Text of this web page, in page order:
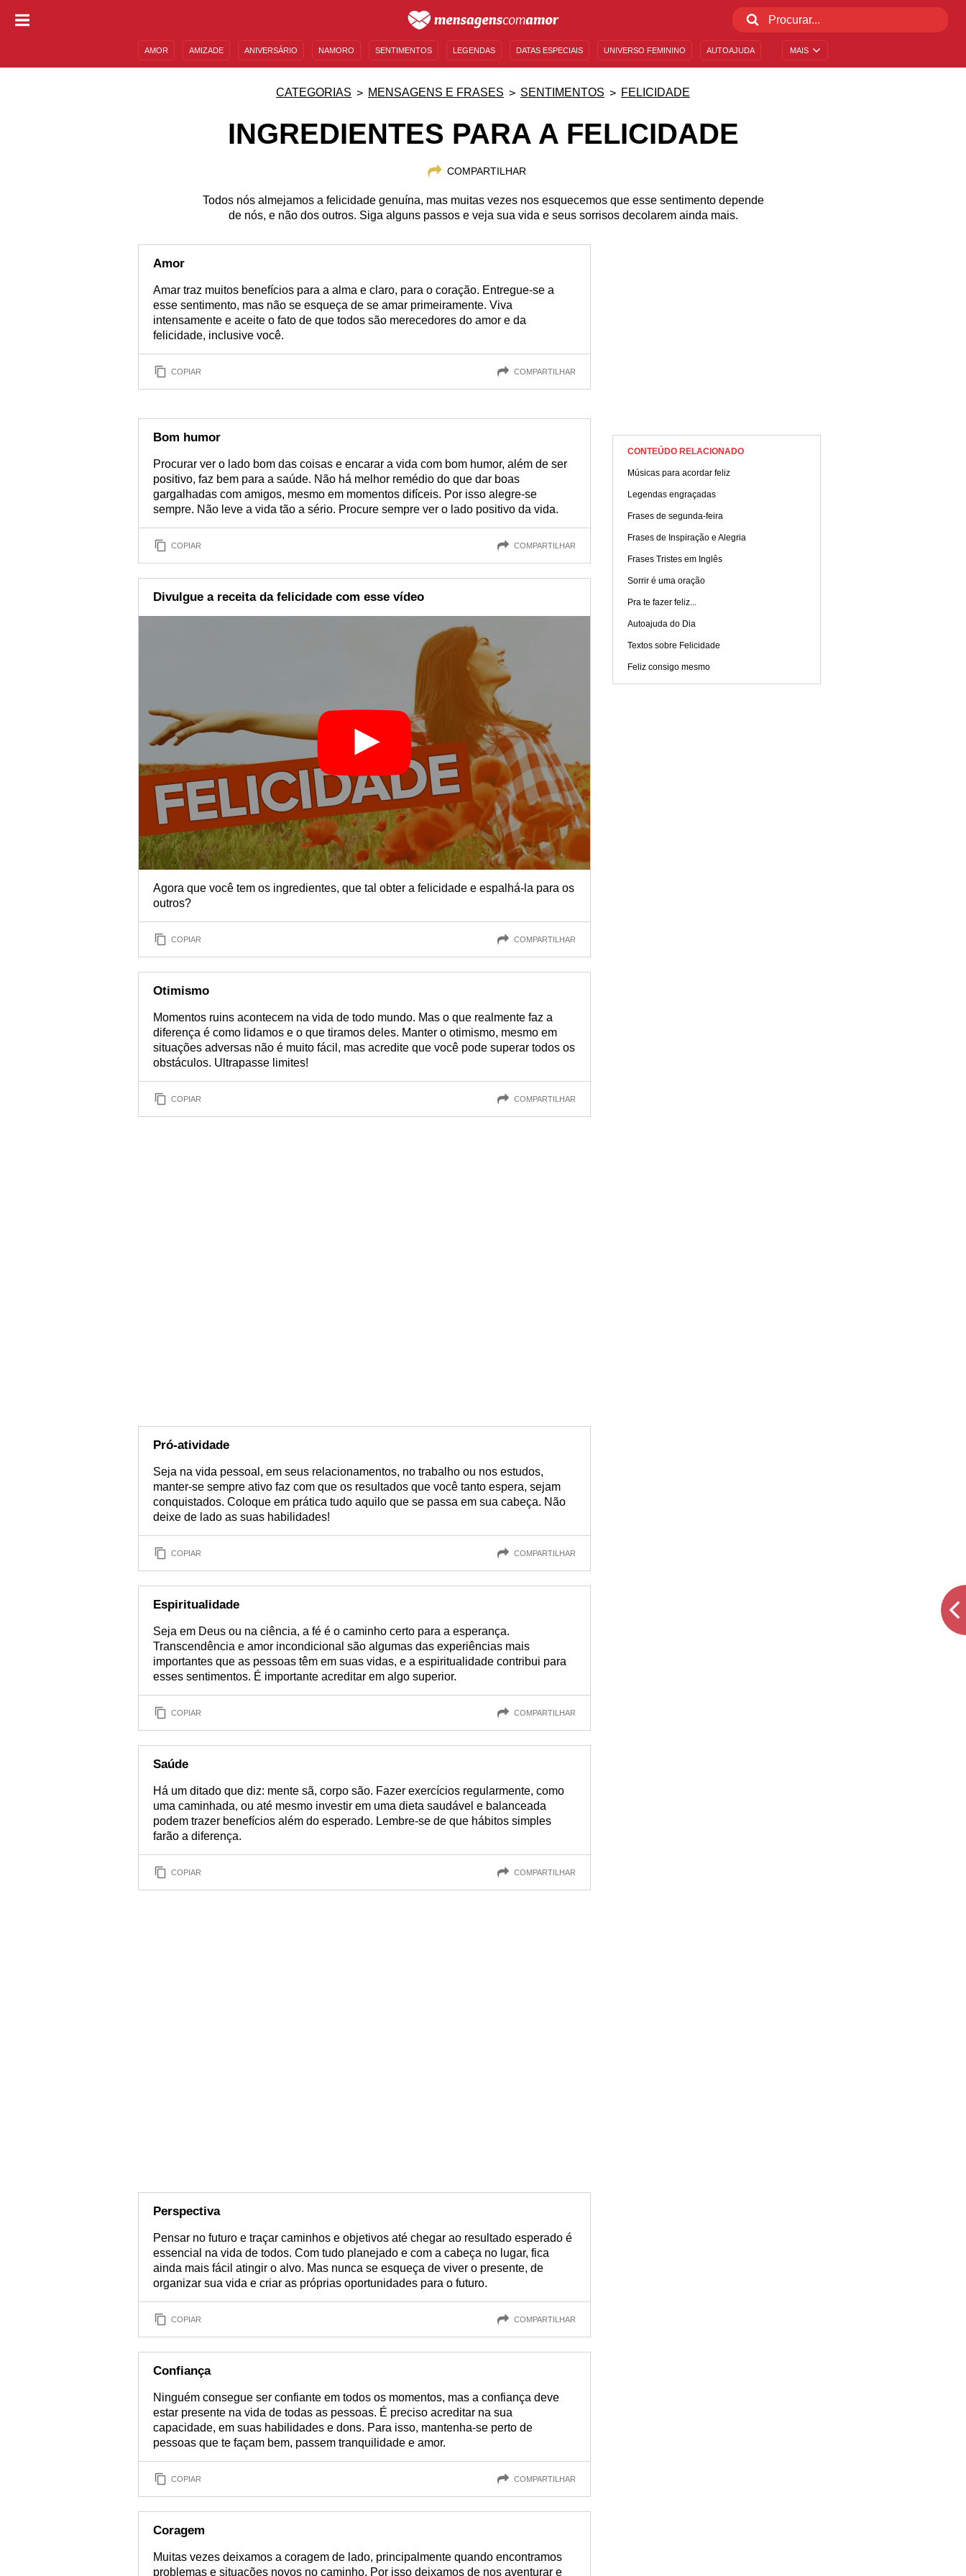
MAIS
AMOR AMIZADE ANIVERSÁRIO NAMORO SENTIMENTOS LEGENDAS DATAS ESPECIAIS UNIVERSO FEMININO AUTOAJUDA
CATEGORIAS MENSAGENS E FRASES SENTIMENTOS FELICIDADE
INGREDIENTES PARA A FELICIDADE
COMPARTILHAR
Todos nós almejamos a felicidade genuína, mas muitas vezes nos esquecemos que esse sentimento depende
de nós, e não dos outros. Siga alguns passos e veja sua vida e seus sorrisos decolarem ainda mais.
Amor
Amar traz muitos benefícios para a alma e claro, para o coração. Entregue-se a
esse sentimento, mas não se esqueça de se amar primeiramente. Viva
intensamente e aceite o fato de que todos são merecedores do amor e da
felicidade, inclusive você.
COPIAR COMPARTILHAR
Bom humor
Procurar ver o lado bom das coisas e encarar a vida com bom humor, além de ser
positivo, faz bem para a saúde. Não há melhor remédio do que dar boas
gargalhadas com amigos, mesmo em momentos difíceis. Por isso alegre-se
sempre. Não leve a vida tão a sério. Procure sempre ver o lado positivo da vida.
COPIAR COMPARTILHAR
Divulgue a receita da felicidade com esse vídeo
Agora que você tem os ingredientes, que tal obter a felicidade e espalhá-la para os
outros?
COPIAR COMPARTILHAR
Otimismo
Momentos ruins acontecem na vida de todo mundo. Mas o que realmente faz a
diferença é como lidamos e o que tiramos deles. Manter o otimismo, mesmo em
situações adversas não é muito fácil, mas acredite que você pode superar todos os
obstáculos. Ultrapasse limites!
COPIAR COMPARTILHAR
Pró-atividade
Seja na vida pessoal, em seus relacionamentos, no trabalho ou nos estudos,
manter-se sempre ativo faz com que os resultados que você tanto espera, sejam
conquistados. Coloque em prática tudo aquilo que se passa em sua cabeça. Não
deixe de lado as suas habilidades!
COPIAR COMPARTILHAR
Espiritualidade
Seja em Deus ou na ciência, a fé é o caminho certo para a esperança.
Transcendência e amor incondicional são algumas das experiências mais
importantes que as pessoas têm em suas vidas, e a espiritualidade contribui para
esses sentimentos. É importante acreditar em algo superior.
COPIAR COMPARTILHAR
Saúde
Há um ditado que diz: mente sã, corpo são. Fazer exercícios regularmente, como
uma caminhada, ou até mesmo investir em uma dieta saudável e balanceada
podem trazer benefícios além do esperado. Lembre-se de que hábitos simples
farão a diferença.
COPIAR COMPARTILHAR
Perspectiva
Pensar no futuro e traçar caminhos e objetivos até chegar ao resultado esperado é
essencial na vida de todos. Com tudo planejado e com a cabeça no lugar, fica
ainda mais fácil atingir o alvo. Mas nunca se esqueça de viver o presente, de
organizar sua vida e criar as próprias oportunidades para o futuro.
COPIAR COMPARTILHAR
Confiança
Ninguém consegue ser confiante em todos os momentos, mas a confiança deve
estar presente na vida de todas as pessoas. É preciso acreditar na sua
capacidade, em suas habilidades e dons. Para isso, mantenha-se perto de
pessoas que te façam bem, passem tranquilidade e amor.
COPIAR COMPARTILHAR
Coragem
Muitas vezes deixamos a coragem de lado, principalmente quando encontramos
problemas e situações novos no caminho. Por isso deixamos de nos aventurar e
CONTEÚDO RELACIONADO
Músicas para acordar feliz
Legendas engraçadas
Frases de segunda-feira
Frases de Inspiração e Alegria
Frases Tristes em Inglês
Sorrir é uma oração
Pra te fazer feliz...
Autoajuda do Dia
Textos sobre Felicidade
Feliz consigo mesmo